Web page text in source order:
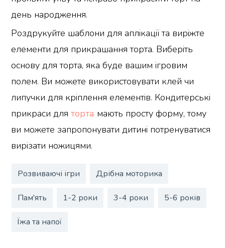
день народження.
Роздрукуйте шаблони для аплікації та виріжте
елементи для прикрашання торта. Виберіть
основу для торта, яка буде вашим ігровим
полем. Ви можете використовувати клей чи
липучки для кріплення елементів. Кондитерські
прикраси дляторта мають просту форму, тому
ви можете запропонувати дитині потренуватися
вирізати ножицями.
Розвиваючі ігри Дрібна моторика
Пам'ять 1-2 роки 3-4 роки 5-6 років
Їжа та напої